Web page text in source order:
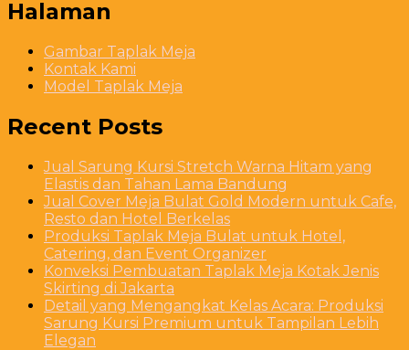
Halaman
Gambar Taplak Meja
Kontak Kami
Model Taplak Meja
Recent Posts
Jual Sarung Kursi Stretch Warna Hitam yang
Elastis dan Tahan Lama Bandung
Jual Cover Meja Bulat Gold Modern untuk Cafe,
Resto dan Hotel Berkelas
Produksi Taplak Meja Bulat untuk Hotel,
Catering, dan Event Organizer
Konveksi Pembuatan Taplak Meja Kotak Jenis
Skirting di Jakarta
Detail yang Mengangkat Kelas Acara: Produksi
Sarung Kursi Premium untuk Tampilan Lebih
Elegan